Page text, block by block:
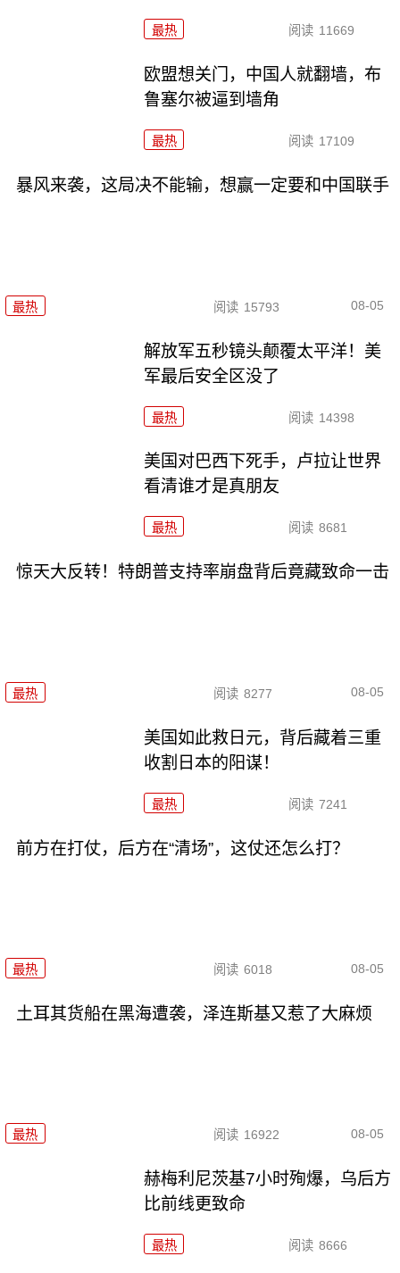
最热 阅读 11669
欧盟想关门，中国人就翻墙，布
鲁塞尔被逼到墙角
最热 阅读 17109
暴风来袭，这局决不能输，想赢一定要和中国联手
最热 阅读 15793 08-05
解放军五秒镜头颠覆太平洋！美
军最后安全区没了
最热 阅读 14398
美国对巴西下死手，卢拉让世界
看清谁才是真朋友
最热 阅读 8681
惊天大反转！特朗普支持率崩盘背后竟藏致命一击
最热 阅读 8277 08-05
美国如此救日元，背后藏着三重
收割日本的阳谋！
最热 阅读 7241
前方在打仗，后方在“清场”，这仗还怎么打？
最热 阅读 6018 08-05
土耳其货船在黑海遭袭，泽连斯基又惹了大麻烦
最热 阅读 16922 08-05
赫梅利尼茨基7小时殉爆，乌后方
比前线更致命
最热 阅读 8666